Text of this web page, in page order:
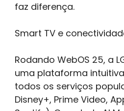
faz diferença.
Smart TV e
Rodando WebOS 25, a
uma plataforma
todos os serviços
Disney+, Prime Video,